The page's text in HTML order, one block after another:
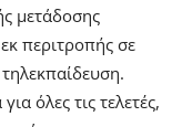
μετάδοσης
περιτροπής σε
όλες τις τελετές,